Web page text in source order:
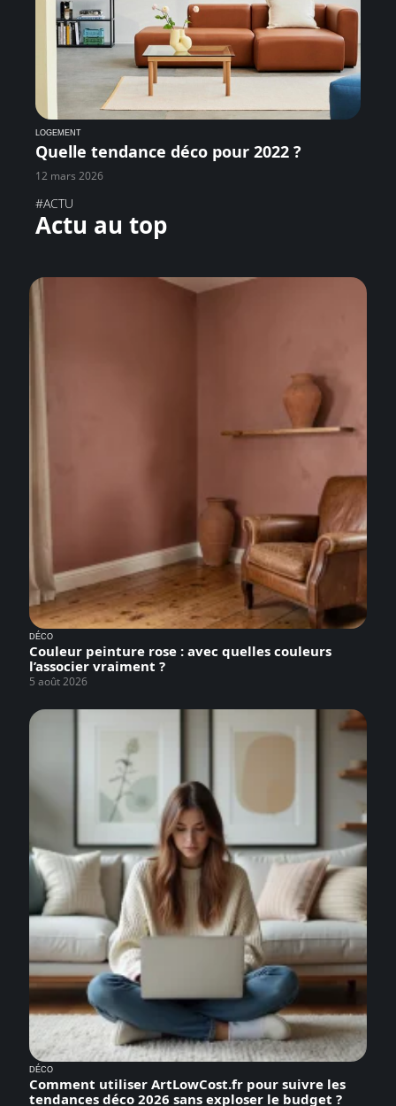
LOGEMENT
Quelle tendance déco pour 2022 ?
12 mars 2026
#ACTU
Actu au top
DÉCO
Couleur peinture rose : avec quelles couleurs
l’associer vraiment ?
5 août 2026
DÉCO
Comment utiliser ArtLowCost.fr pour suivre les
tendances déco 2026 sans exploser le budget ?